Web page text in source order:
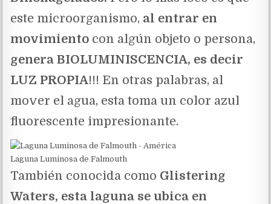
este microorganismo, al entrar en
movimiento con algún objeto o persona,
genera BIOLUMINISCENCIA, es decir
LUZ PROPIA!!! En otras palabras, al
mover el agua, esta toma un color azul
fluorescente impresionante.
Laguna Luminosa de Falmouth
También conocida como Glistering
Waters, esta laguna se ubica en